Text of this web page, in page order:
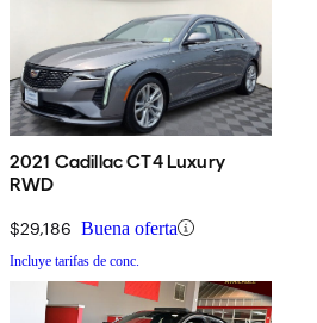
2021 Cadillac CT4 Luxury
RWD
$29,186 Buena oferta
Incluye tarifas de conc.